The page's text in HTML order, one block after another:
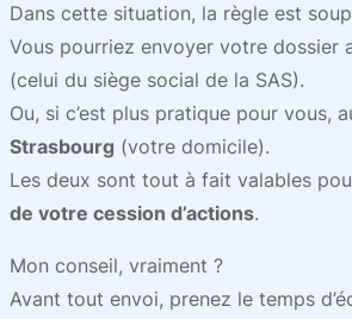
Dans cette situation, la règle est
Vous pourriez envoyer votre dossier
(celui du siège social de la SAS).
Ou, si c’est plus pratique pour vous,
Strasbourg (votre domicile).
Les deux sont tout à fait valables
de votre cession d’actions.
Mon conseil, vraiment ?
Avant tout envoi, prenez le temps